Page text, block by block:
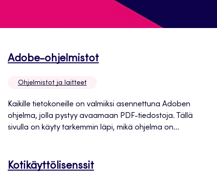
Adobe-ohjelmistotAvautuu
Ohjelmistot ja laitteet
Kaikille tietokoneille on valmiiksi asennettuna Adoben
ohjelma, jolla pystyy avaamaan PDF-tiedostoja. Tällä
sivulla on käyty tarkemmin läpi, mikä ohjelma on...
KotikäyttölisenssitAvautuu